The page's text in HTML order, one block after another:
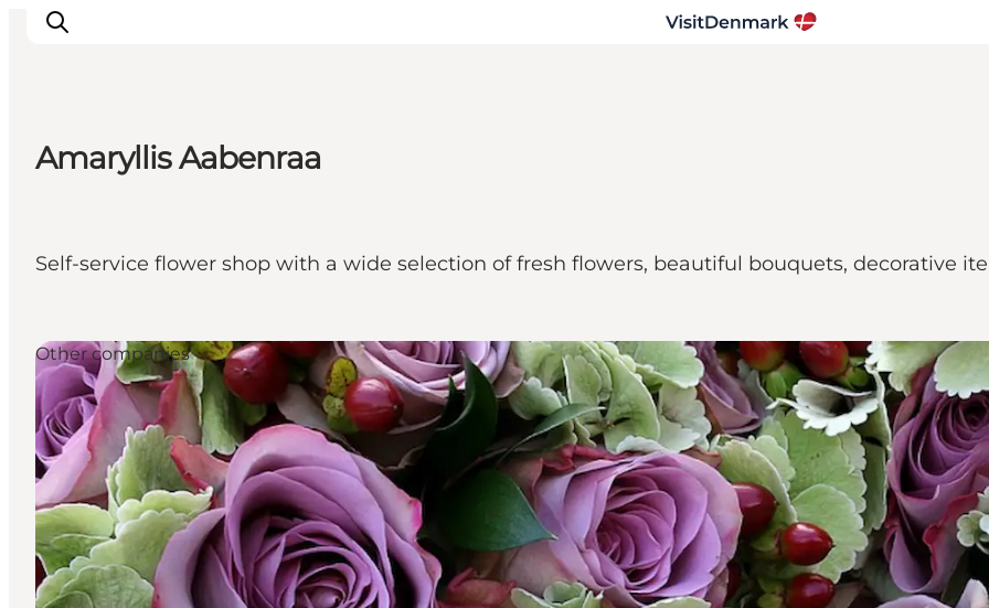
Quoi faire
Amaryllis Aabenraa
Self-service flower shop with a wide selection of fresh flowers, beautiful bouquets, decorative
Other companies